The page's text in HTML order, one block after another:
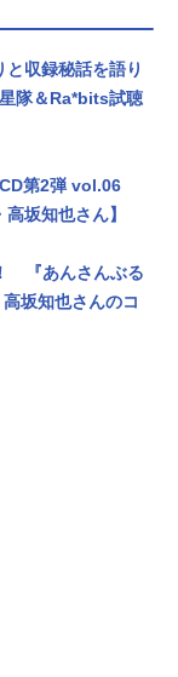
収録秘話を語り
隊＆Ra*bits試聴
第2弾 vol.06
坂知也さん】
『あんさんぶる
坂知也さんのコ